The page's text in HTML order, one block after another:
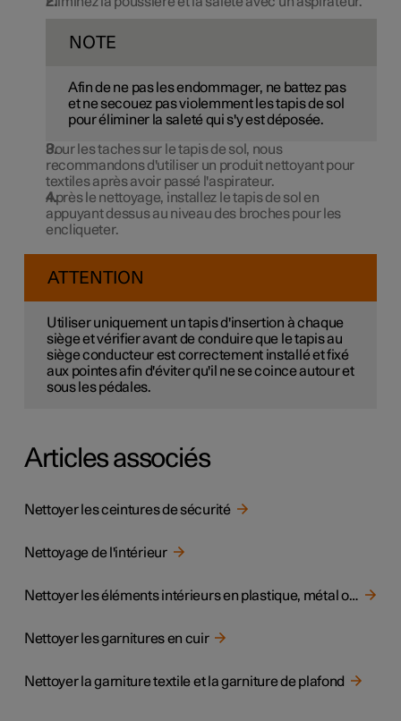
NOTE
Afin de ne pas les endommager, ne battez pas
et ne secouez pas violemment les tapis de sol
pour éliminer la saleté qui s'y est déposée.
Pour les taches sur le tapis de sol, nous
recommandons d'utiliser un produit nettoyant pour
textiles après avoir passé l'aspirateur.
Après le nettoyage, installez le tapis de sol en
appuyant dessus au niveau des broches pour les
encliqueter.
ATTENTION
Utiliser uniquement un tapis d'insertion à chaque
siège et vérifier avant de conduire que le tapis au
siège conducteur est correctement installé et fixé
aux pointes afin d'éviter qu'il ne se coince autour et
sous les pédales.
Articles associés
Nettoyer les ceintures de sécurité
Nettoyage de l'intérieur
Nettoyer les éléments intérieurs en plastique, métal ou bois
Nettoyer les garnitures en cuir
Nettoyer la garniture textile et la garniture de plafond